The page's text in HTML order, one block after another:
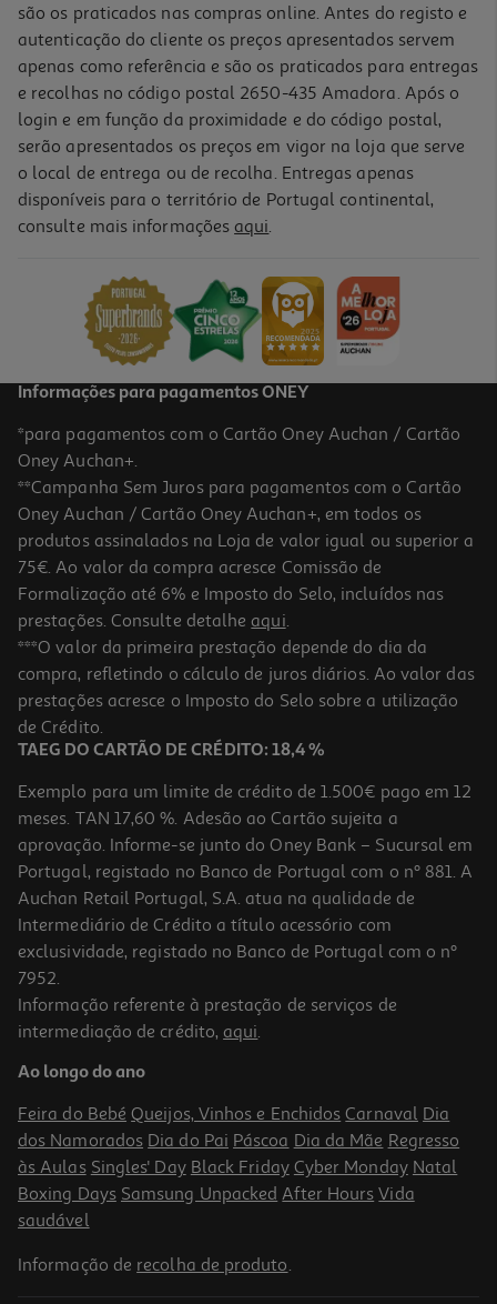
Rato Gaming Com Fio Qilive Q.3755 Preto
17,99 €
5.0
Ratos Gaming Razer Deathadder Essential
19.99 €/un
19,99 €
4.0
Auscultadores Gaming Hyperx Nuvem Iii Preto
69.99 €/un
69,99 €
são os praticados nas compras online. Antes do registo e
autenticação do cliente os preços apresentados servem
apenas como referência e são os praticados para entregas
e recolhas no código postal 2650-435 Amadora. Após o
login e em função da proximidade e do código postal,
serão apresentados os preços em vigor na loja que serve
o local de entrega ou de recolha. Entregas apenas
disponíveis para o território de Portugal continental,
consulte mais informações aqui.
Informações para pagamentos ONEY
*para pagamentos com o Cartão Oney Auchan / Cartão
Oney Auchan+.
**Campanha Sem Juros para pagamentos com o Cartão
Oney Auchan / Cartão Oney Auchan+, em todos os
produtos assinalados na Loja de valor igual ou superior a
75€. Ao valor da compra acresce Comissão de
Formalização até 6% e Imposto do Selo, incluídos nas
prestações. Consulte detalhe aqui.
***O valor da primeira prestação depende do dia da
compra, refletindo o cálculo de juros diários. Ao valor das
prestações acresce o Imposto do Selo sobre a utilização
de Crédito.
TAEG DO CARTÃO DE CRÉDITO: 18,4 %
Exemplo para um limite de crédito de 1.500€ pago em 12
meses. TAN 17,60 %. Adesão ao Cartão sujeita a
aprovação. Informe-se junto do Oney Bank – Sucursal em
Portugal, registado no Banco de Portugal com o nº 881. A
Auchan Retail Portugal, S.A. atua na qualidade de
Intermediário de Crédito a título acessório com
exclusividade, registado no Banco de Portugal com o nº
7952.
Informação referente à prestação de serviços de
intermediação de crédito, aqui.
Ao longo do ano
Feira do Bebé Queijos, Vinhos e Enchidos Carnaval Dia
dos Namorados Dia do Pai Páscoa Dia da Mãe Regresso
às Aulas Singles' Day Black Friday Cyber Monday Natal
Boxing Days Samsung Unpacked After Hours Vida
saudável
Informação de recolha de produto.